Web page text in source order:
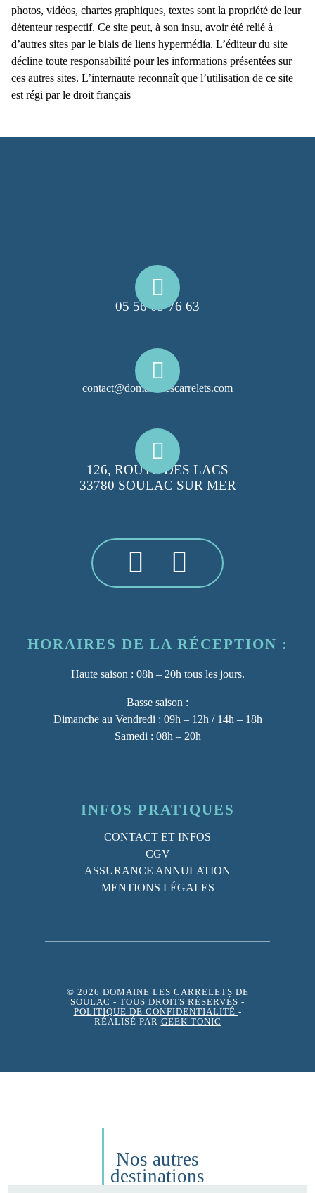
photos, vidéos, chartes graphiques, textes sont la propriété de leur
détenteur respectif. Ce site peut, à son insu, avoir été relié à
d’autres sites par le biais de liens hypermédia. L’éditeur du site
décline toute responsabilité pour les informations présentées sur
ces autres sites. L’internaute reconnaît que l’utilisation de ce site
est régi par le droit français
05 56 09 76 63
contact@domainelescarrelets.com
126, ROUTE DES LACS
33780 SOULAC SUR MER
HORAIRES DE LA RÉCEPTION :
Haute saison : 08h – 20h tous les jours.
Basse saison :
Dimanche au Vendredi : 09h – 12h / 14h – 18h
Samedi : 08h – 20h
INFOS PRATIQUES
CONTACT ET INFOS
CGV
ASSURANCE ANNULATION
MENTIONS LÉGALES
© 2026 DOMAINE LES CARRELETS DE
SOULAC - TOUS DROITS RÉSERVÉS -
POLITIQUE DE CONFIDENTIALITÉ -
RÉALISÉ PAR GEEK TONIC
Nos autres
destinations